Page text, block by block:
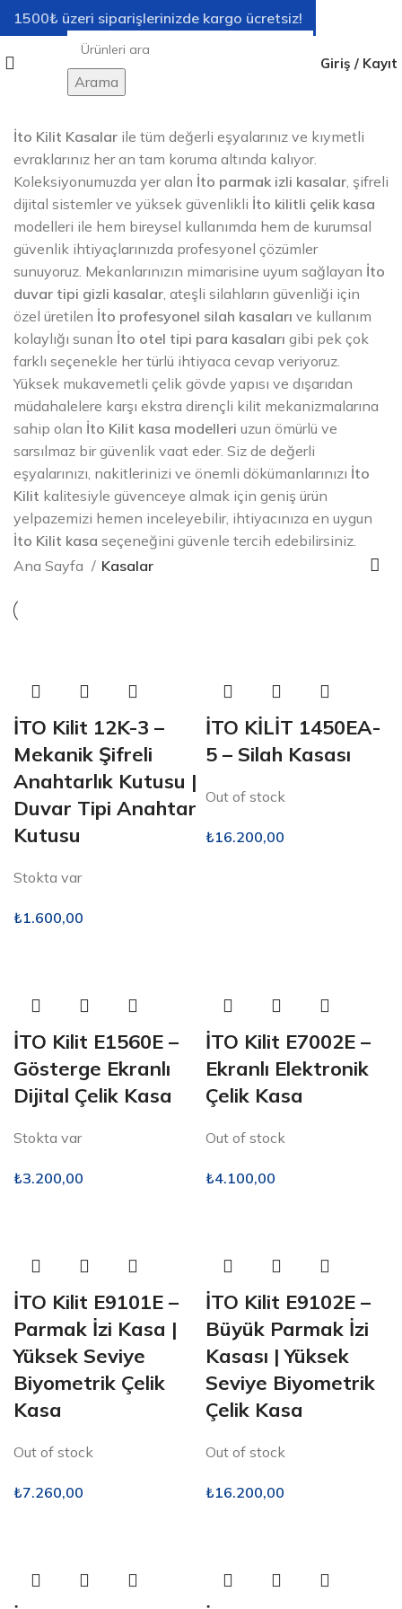
Arama
Giriş / Kayıt
İto Kilit Kasalar ile tüm değerli eşyalarınız ve kıymetli
evraklarınız her an tam koruma altında kalıyor.
Koleksiyonumuzda yer alan İto parmak izli kasalar, şifreli
dijital sistemler ve yüksek güvenlikli İto kilitli çelik kasa
modelleri ile hem bireysel kullanımda hem de kurumsal
güvenlik ihtiyaçlarınızda profesyonel çözümler
sunuyoruz. Mekanlarınızın mimarisine uyum sağlayan İto
duvar tipi gizli kasalar, ateşli silahların güvenliği için
özel üretilen İto profesyonel silah kasaları ve kullanım
kolaylığı sunan İto otel tipi para kasaları gibi pek çok
farklı seçenekle her türlü ihtiyaca cevap veriyoruz.
Yüksek mukavemetli çelik gövde yapısı ve dışarıdan
müdahalelere karşı ekstra dirençli kilit mekanizmalarına
sahip olan İto Kilit kasa modelleri uzun ömürlü ve
sarsılmaz bir güvenlik vaat eder. Siz de değerli
eşyalarınızı, nakitlerinizi ve önemli dökümanlarınızı İto
Kilit kalitesiyle güvenceye almak için geniş ürün
yelpazemizi hemen inceleyebilir, ihtiyacınıza en uygun
İto Kilit kasa seçeneğini güvenle tercih edebilirsiniz.
Ana Sayfa
Kasalar
İTO Kilit 12K-3 –
Mekanik Şifreli
Anahtarlık Kutusu |
Duvar Tipi Anahtar
Kutusu
Stokta var
₺1.600,00
İTO KİLİT 1450EA-
5 – Silah Kasası
Out of stock
₺16.200,00
İTO Kilit E1560E –
Gösterge Ekranlı
Dijital Çelik Kasa
Stokta var
₺3.200,00
İTO Kilit E7002E –
Ekranlı Elektronik
Çelik Kasa
Out of stock
₺4.100,00
İTO Kilit E9101E –
Parmak İzi Kasa |
Yüksek Seviye
Biyometrik Çelik
Kasa
Out of stock
₺7.260,00
İTO Kilit E9102E –
Büyük Parmak İzi
Kasası | Yüksek
Seviye Biyometrik
Çelik Kasa
Out of stock
₺16.200,00
1500₺ üzeri siparişlerinizde kargo ücretsiz!